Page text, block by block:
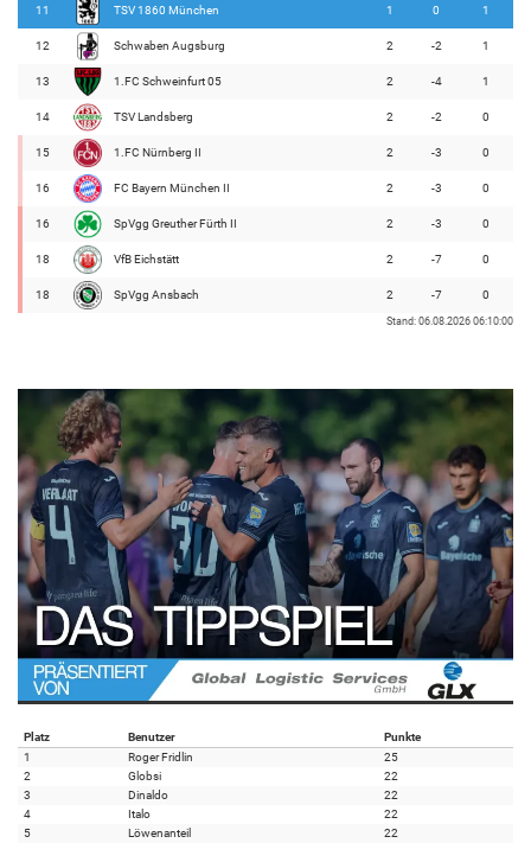
11 TSV 1860 München 1 0 1
12 Schwaben Augsburg 2 -2 1
13 1.FC Schweinfurt 05 2 -4 1
14 TSV Landsberg 2 -2 0
15 1.FC Nürnberg II 2 -3 0
16 FC Bayern München II 2 -3 0
16 SpVgg Greuther Fürth II 2 -3 0
18 VfB Eichstätt 2 -7 0
18 SpVgg Ansbach 2 -7 0
Stand: 06.08.2026 06:10:00
Platz Benutzer
Punkte
1
Roger Fridlin
25
2
Globsi
22
3
Dinaldo
22
4
Italo
22
5
Löwenanteil
22